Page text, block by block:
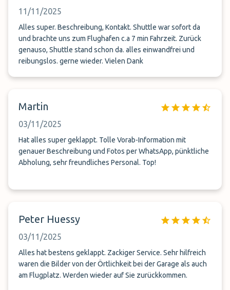
11/11/2025
Alles super. Beschreibung, Kontakt. Shuttle war sofort da
und brachte uns zum Flughafen c.a 7 min Fahrzeit. Zurück
genauso, Shuttle stand schon da. alles einwandfrei und
reibungslos. gerne wieder. Vielen Dank
Martin
03/11/2025
Hat alles super geklappt. Tolle Vorab-Information mit
genauer Beschreibung und Fotos per WhatsApp, pünktliche
Abholung, sehr freundliches Personal. Top!
Peter Huessy
03/11/2025
Alles hat bestens geklappt. Zackiger Service. Sehr hilfreich
waren die Bilder von der Örtlichkeit bei der Garage als auch
am Flugplatz. Werden wieder auf Sie zurückkommen.